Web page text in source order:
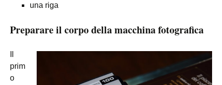
una riga
Preparare il corpo della macchina fotografica
prim
o